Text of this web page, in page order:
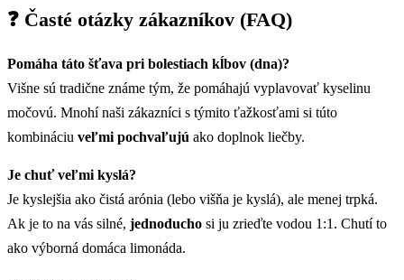
❓ Časté otázky zákazníkov (FAQ)
Pomáha táto šťava pri bolestiach kĺbov (dna)?
Višne sú tradične známe tým, že pomáhajú vyplavovať kyselinu
močovú. Mnohí naši zákazníci s týmito ťažkosťami si túto
kombináciu veľmi pochvaľujú ako doplnok liečby.
Je chuť veľmi kyslá?
Je kyslejšia ako čistá arónia (lebo višňa je kyslá), ale menej trpká.
Ak je to na vás silné, jednoducho si ju zrieďte vodou 1:1. Chutí to
ako výborná domáca limonáda.